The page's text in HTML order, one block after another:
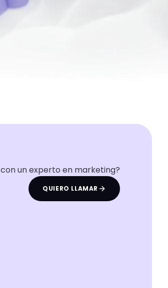
un experto en marketing?
QUIERO LLAMAR